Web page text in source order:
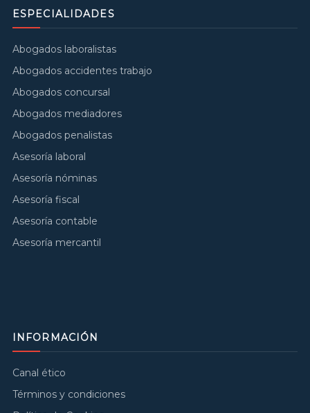
ESPECIALIDADES
Abogados laboralistas
Abogados accidentes trabajo
Abogados concursal
Abogados mediadores
Abogados penalistas
Asesoría laboral
Asesoría nóminas
Asesoría fiscal
Asesoría contable
Asesoría mercantil
INFORMACIÓN
Canal ético
Términos y condiciones